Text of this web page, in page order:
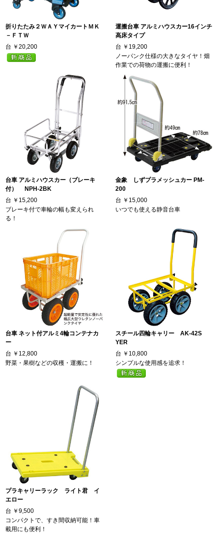
折りたたみ２ＷＡＹマイカートＭＫ
－ＦＴＷ
台 ￥20,200
運搬台車 アルミハウスカー16インチ
高床タイプ
台 ￥19,200
ノーパンク仕様の大きなタイヤ！畑
作業での荷物の運搬に便利！
台車 アルミハウスカー（ブレーキ
付） NPH-2BK
台 ￥15,200
ブレーキ付で車輪の幅も変えられ
る！
金象 しずプラメッシュカー PM-
200
台 ￥15,000
いつでも使える静音台車
台車 ネット付アルミ4輪コンテナカ
ー
台 ￥12,800
野菜・果樹などの収穫・運搬に！
スチール四輪キャリー AK-42S
YER
台 ￥10,800
シンプルな使用感を追求！
プラキャリーラック ライト君 イ
エロー
台 ￥9,500
コンパクトで、すき間収納可能！車
載用にも便利！